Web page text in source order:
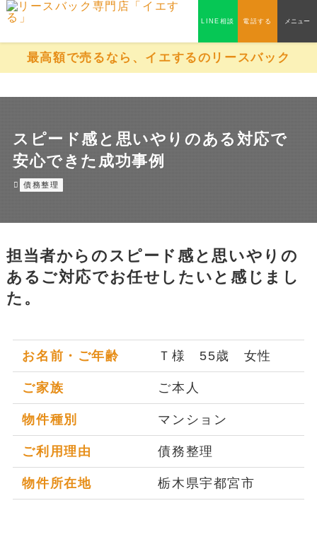
LINE相談 電話する メニュー
最高額で売るなら、イエするのリースバック
スピード感と思いやりのある対応で
安心できた成功事例
債務整理
担当者からのスピード感と思いやりの
あるご対応でお任せしたいと感じまし
た。
お名前・ご年齢 Ｔ様 55歳 女性
ご家族 ご本人
物件種別 マンション
ご利用理由 債務整理
物件所在地 栃木県宇都宮市